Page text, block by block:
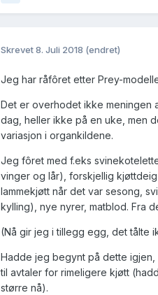
Skrevet8. Juli 2018 (endret)
Jeg har råfôret etter Prey-
Det er overhodet ikke meningen
dag, heller ikke på en uke, men
variasjon i organkildene.
Jeg fôret med f.eks
vinger og lår), forskjellig
lammekjøtt når det var sesong,
kylling), nye nyrer, matblod. Fra
(Nå gir jeg i tillegg egg, det tålte
Hadde jeg begynt på dette
til avtaler for rimeligere kjøtt
større nå).